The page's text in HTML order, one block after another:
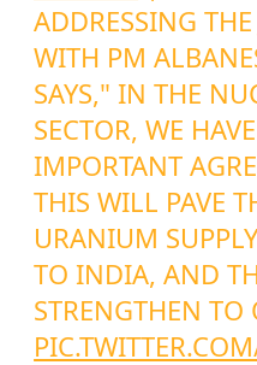
ADDRESSING
WITH PM
SAYS," IN THE
SECTOR, WE
IMPORTANT
THIS WILL PAVE
URANIUM
TO INDIA, AND
STRENGTHEN